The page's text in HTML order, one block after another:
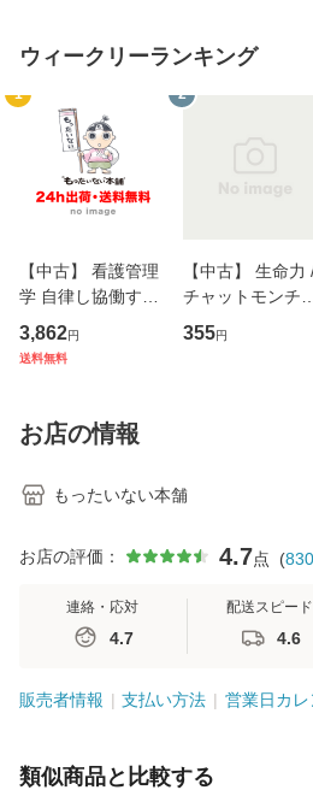
ウィークリーランキング
1
【中古】 看護管理
学 自律し協働する
専門職の看護マネ
ジメントスキル 改
恵 藤本幸三 / 南江
堂 [単行
3,862円
送料無料
2
【中古】 生命力
チャットモンチー
キューンレコード
[CD]【メール便送
355円
お店の情報
もったいない本舗
お店の評価： 4.7点 (830
連絡・応対
4.7
配送スピード
4.6
販売者情報 支払い方法 営業日カレ
類似商品と比較する